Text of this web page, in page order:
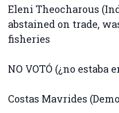
Eleni Theocharous
abstained on trade,
fisheries
NO VOTÓ (¿no estaba
Costas Mavrides